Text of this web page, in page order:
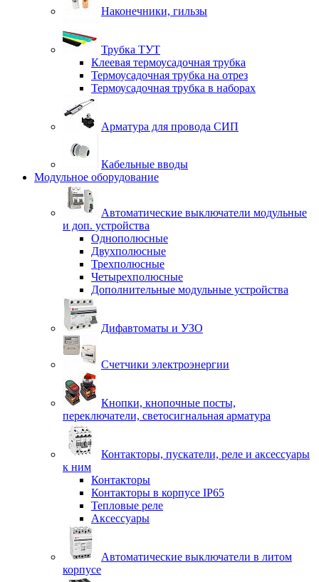
Наконечники, гильзы
Трубка ТУТ
Клеевая термоусадочная трубка
Термоусадочная трубка на отрез
Термоусадочная трубка в наборах
Арматура для провода СИП
Кабельные вводы
Модульное оборудование
Автоматические выключатели модульные
и доп. устройства
Однополюсные
Двухполюсные
Трехполюсные
Четырехполюсные
Дополнительные модульные устройства
Дифавтоматы и УЗО
Счетчики электроэнергии
Кнопки, кнопочные посты,
переключатели, светосигнальная арматура
Контакторы, пускатели, реле и аксессуары
к ним
Контакторы
Контакторы в корпусе IP65
Тепловые реле
Аксессуары
Автоматические выключатели в литом
корпусе